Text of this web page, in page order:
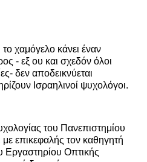
χαμόγελο κάνει έναν
- εξ ου και σχεδόν όλοι
δεν αποδεικνύεται
Ισραηλινοί ψυχολόγοι.
του Πανεπιστημίου
επικεφαλής τον καθηγητή
Εργαστηρίου Οπτικής